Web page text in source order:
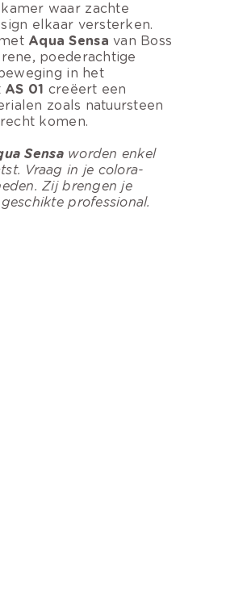
waar zachte
elkaar versterken.
Aqua Sensa van Boss
poederachtige
in het
AS 01 creëert een
zoals natuursteen
komen.
Sensaworden enkel
Vraag in je colora-
Zij brengen je
professional.